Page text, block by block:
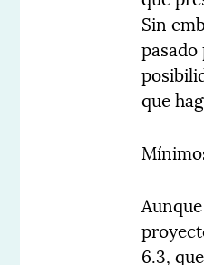
Sin
que
6.3,